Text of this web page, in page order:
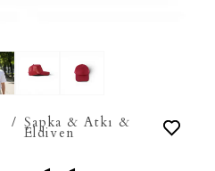
/ Şapka & Atkı &
Eldiven